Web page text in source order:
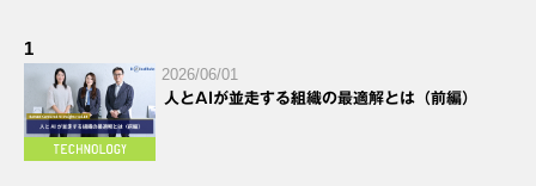
1
2026/06/01
人とAIが並走する組織の最適解とは（前編）